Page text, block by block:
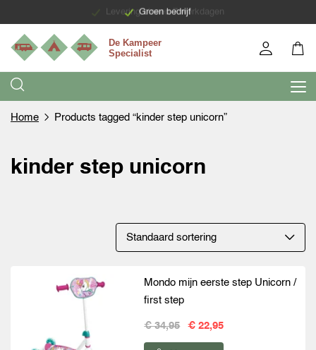
Groen bedrijf
Levering binnen 7 werkdagen
Home Products tagged “kinder step unicorn”
kinder step unicorn
Mondo mijn eerste step Unicorn /
first step
€ 34,95 € 22,95